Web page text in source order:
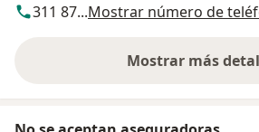
311 87...Mostrar número de
Mostrar mássobre la